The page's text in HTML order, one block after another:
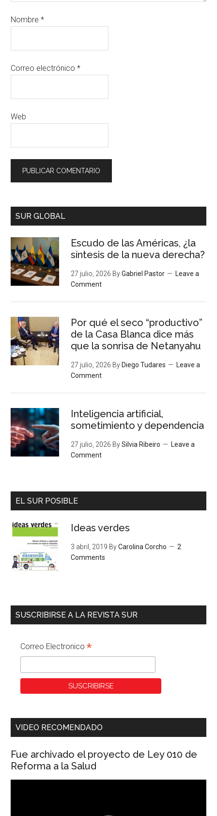
Nombre*
Correo electrónico*
Web
SUR GLOBAL
Escudo de las Américas, ¿la
síntesis de la nueva derecha?
27 julio, 2026 ByGabriel Pastor
Leave a
Comment
Por qué el seco “productivo”
de la Casa Blanca dice más
que la sonrisa de Netanyahu
27 julio, 2026 By Diego Tudares
Leave a
Comment
Inteligencia artificial,
sometimiento y dependencia
27 julio, 2026 BySilvia Ribeiro
Leave a
Comment
EL SUR POSIBLE
Ideas verdes
3 abril, 2019 ByCarolina Corcho
2
Comments
SUSCRIBIRSE A LA REVISTA SUR
Correo Electronico*
VIDEO RECOMENDADO
Fue archivado el proyecto de Ley 010 de
Reforma a la Salud